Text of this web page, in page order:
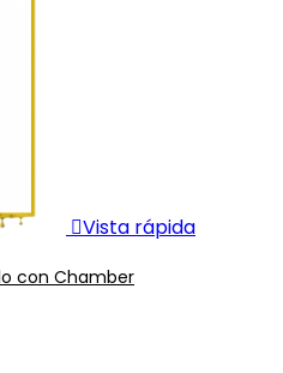
Vista rápida
con Chamber